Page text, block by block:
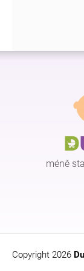
Z
méně
Copyright 2026